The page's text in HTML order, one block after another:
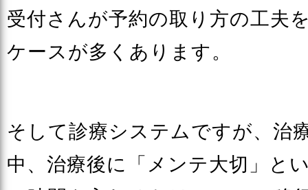
受付さんが予約の取り方の工夫
ケースが多くあります。
そして診療システムですが、治
中、治療後に「メンテ大切」と